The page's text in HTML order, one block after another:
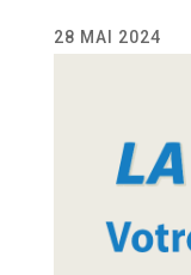
28 MAI 2024